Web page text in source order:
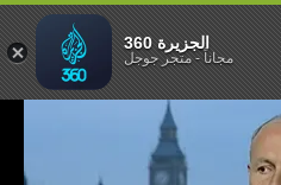
الجزيرة 360
مجاناً-متجر جوجل